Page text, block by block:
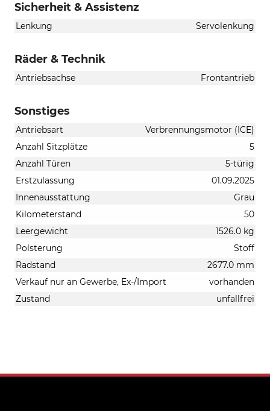
Sicherheit & Assistenz
Lenkung Servolenkung
Räder & Technik
Antriebsachse Frontantrieb
Sonstiges
Antriebsart
Verbrennungsmotor (ICE)
Anzahl Sitzplätze
5
Anzahl Türen
5-türig
Erstzulassung
01.09.2025
Innenausstattung
Grau
Kilometerstand
50
Leergewicht
1526.0 kg
Polsterung
Stoff
Radstand
2677.0 mm
Verkauf nur an Gewerbe, Ex-/Import
vorhanden
Zustand
unfallfrei